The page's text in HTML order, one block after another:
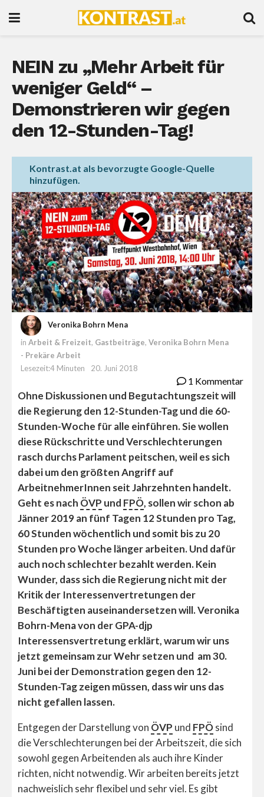
NEIN zu „Mehr Arbeit für
weniger Geld“ –
Demonstrieren wir gegen
den 12-Stunden-Tag!
Kontrast.at als bevorzugte Google-Quelle
hinzufügen.
Veronika Bohrn Mena
in Arbeit & Freizeit, Gastbeiträge, Veronika Bohrn Mena
- Prekäre Arbeit
Lesezeit:4 Minuten
20. Juni 2018
1 Kommentar
Ohne Diskussionen und Begutachtungszeit will
die Regierung den 12-Stunden-Tag und die 60-
Stunden-Woche für alle einführen. Sie wollen
diese Rückschritte und Verschlechterungen
rasch durchs Parlament peitschen, weil es sich
dabei um den größten Angriff auf
ArbeitnehmerInnen seit Jahrzehnten handelt.
Geht es nach ÖVP und FPÖ, sollen wir schon ab
Jänner 2019 an fünf Tagen 12 Stunden pro Tag,
60 Stunden wöchentlich und somit bis zu 20
Stunden pro Woche länger arbeiten. Und dafür
auch noch schlechter bezahlt werden. Kein
Wunder, dass sich die Regierung nicht mit der
Kritik der Interessenvertretungen der
Beschäftigten auseinandersetzen will. Veronika
Bohrn-Mena von der GPA-djp
Interessensvertretung erklärt, warum wir uns
jetzt gemeinsam zur Wehr setzen und am 30.
Juni bei der Demonstration gegen den 12-
Stunden-Tag zeigen müssen, dass wir uns das
nicht gefallen lassen.
Entgegen der Darstellung von ÖVP und FPÖsind
die Verschlechterungen bei der Arbeitszeit, die sich
sowohl gegen Arbeitenden als auch ihre Kinder
richten, nicht notwendig. Wir arbeiten bereits jetzt
nachweislich sehr flexibel und sehr viel. Es gibt